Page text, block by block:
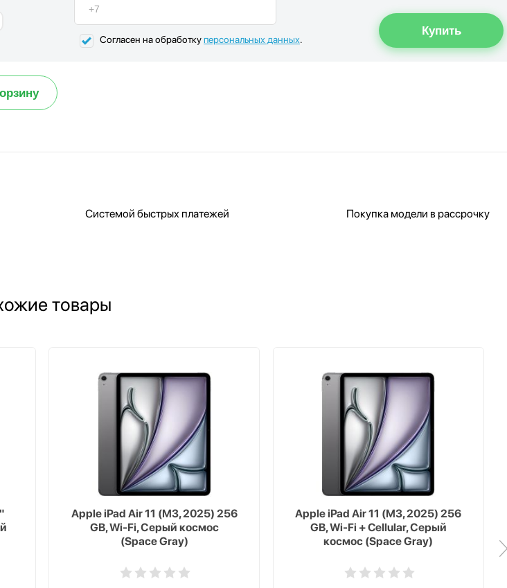
Согласен на обработкуперсональных данных.
Системой быстрых платежей Покупка модели в рассрочку
товары
Apple iPad Air 11 (M3, 2025) 256
GB, Wi-Fi, Серый космос
(Space Gray)
Apple iPad Air 11 (M3, 2025) 256
GB, Wi-Fi + Cellular, Серый
космос (Space Gray)